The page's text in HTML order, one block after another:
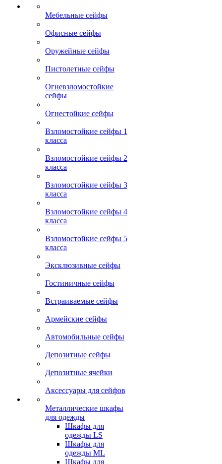
Мебельные сейфы
Офисные сейфы
Оружейные сейфы
Пистолетные сейфы
Огневзломостойкие
сейфы
Огнестойкие сейфы
Взломостойкие сейфы 1
класса
Взломостойкие сейфы 2
класса
Взломостойкие сейфы 3
класса
Взломостойкие сейфы 4
класса
Взломостойкие сейфы 5
класса
Эксклюзивные сейфы
Гостиничные сейфы
Встраиваемые сейфы
Армейские сейфы
Автомобильные сейфы
Депозитные сейфы
Депозитные ячейки
Аксессуары для сейфов
Металлические шкафы
для одежды
Шкафы для
одежды LS
Шкафы для
одежды ML
Шкафы для